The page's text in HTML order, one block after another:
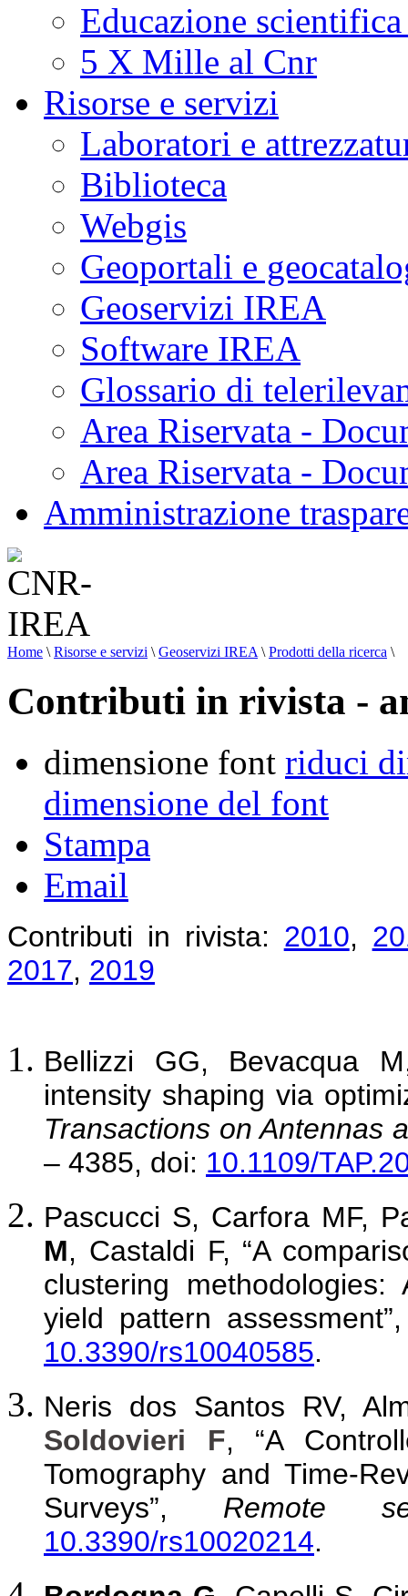
Educazione
5 X Mille al Cnr
Risorse e servizi
Laboratori e
Biblioteca
Webgis
Geoportali e
Geoservizi IREA
Software IREA
Glossario di
Area Riservata -
Area Riservata -
Amministrazione
Home \ Risorse e servizi \ Geoservizi IREA \ Prodotti della ricerca \
Contributi in rivista -
dimensione font riduci
dimensione del font
Stampa
Email
Contributi in rivista: 2010,
2017, 2019
Bellizzi GG, Bevacqua
intensity shaping via
Transactions on Antennas
– 4385, doi: 10.1109/
Pascucci S, Carfora MF,
M, Castaldi F, “A
clustering
yield pattern
10.3390/rs10040585.
Neris dos Santos RV,
Soldovieri F, “A
Tomography and Time-
Surveys”, Remote
10.3390/rs10020214.